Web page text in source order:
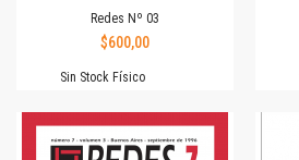
Redes Nº 03
$600,00
Sin Stock Físico